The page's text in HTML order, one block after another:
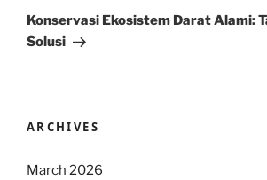
Post
Konservasi Ekosistem Darat Alami:
Solusi
ARCHIVES
March 2026